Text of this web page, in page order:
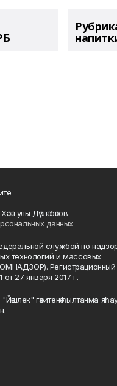
улы Дәүләтбәков
данных
службой по
технологий и массовых
Регистрационный
27 января 2017 г.
"Йәшлек" гәзитенә һылтанма